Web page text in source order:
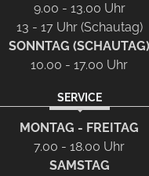
9.00 - 13.00 Uhr
13 - 17 Uhr (Schautag)
SONNTAG (SCHAUTAG)
10.00 - 17.00 Uhr
SERVICE
MONTAG - FREITAG
7.00 - 18.00 Uhr
SAMSTAG